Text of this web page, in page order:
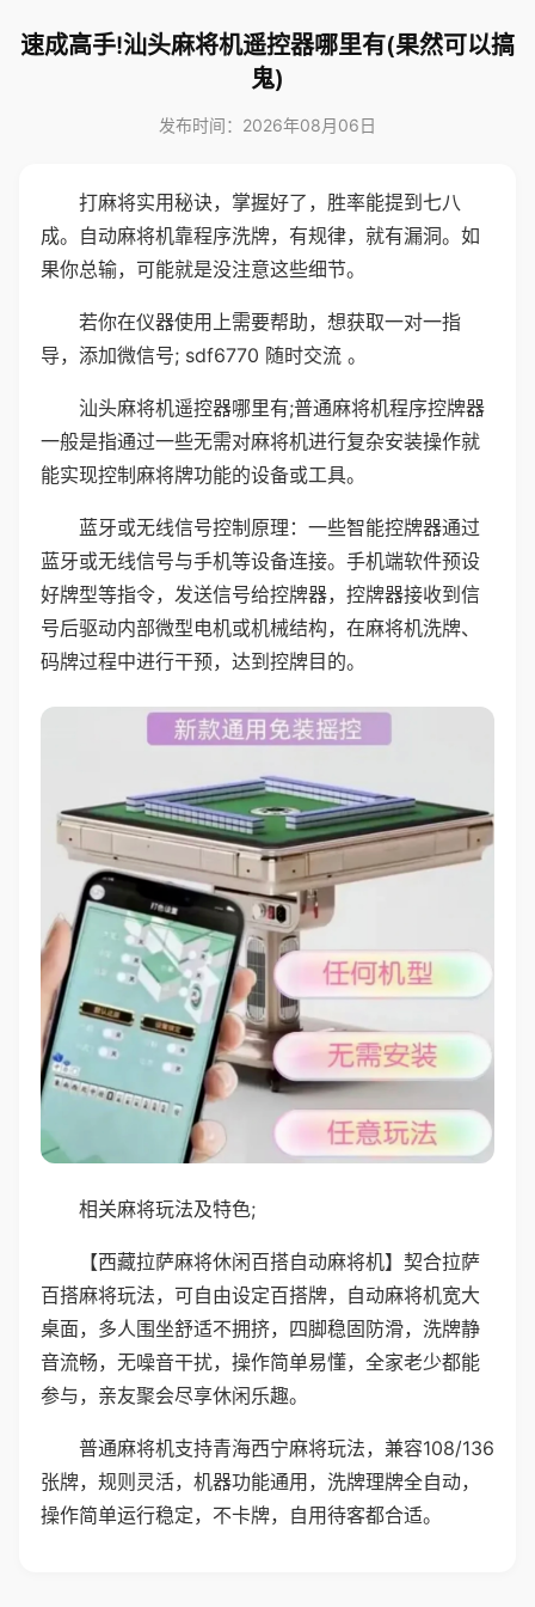
速成高手!汕头麻将机遥控器哪里有(果然可以搞
鬼)
发布时间：2026年08月06日
打麻将实用秘诀，掌握好了，胜率能提到七八
成。自动麻将机靠程序洗牌，有规律，就有漏洞。如
果你总输，可能就是没注意这些细节。
若你在仪器使用上需要帮助，想获取一对一指
导，添加微信号; sdf6770 随时交流 。
汕头麻将机遥控器哪里有;普通麻将机程序控牌器
一般是指通过一些无需对麻将机进行复杂安装操作就
能实现控制麻将牌功能的设备或工具。
蓝牙或无线信号控制原理：一些智能控牌器通过
蓝牙或无线信号与手机等设备连接。手机端软件预设
好牌型等指令，发送信号给控牌器，控牌器接收到信
号后驱动内部微型电机或机械结构，在麻将机洗牌、
码牌过程中进行干预，达到控牌目的。
相关麻将玩法及特色;
【西藏拉萨麻将休闲百搭自动麻将机】契合拉萨
百搭麻将玩法，可自由设定百搭牌，自动麻将机宽大
桌面，多人围坐舒适不拥挤，四脚稳固防滑，洗牌静
音流畅，无噪音干扰，操作简单易懂，全家老少都能
参与，亲友聚会尽享休闲乐趣。
普通麻将机支持青海西宁麻将玩法，兼容108/136
张牌，规则灵活，机器功能通用，洗牌理牌全自动，
操作简单运行稳定，不卡牌，自用待客都合适。